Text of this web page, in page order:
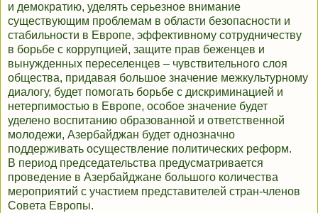
и демократию, уделять серьезное внимание
существующим проблемам в области безопасности и
стабильности в Европе, эффективному сотрудничеству
в борьбе с коррупцией, защите прав беженцев и
вынужденных переселенцев – чувствительного слоя
общества, придавая большое значение межкультурному
диалогу, будет помогать борьбе с дискриминацией и
нетерпимостью в Европе, особое значение будет
уделено воспитанию образованной и ответственной
молодежи, Азербайджан будет однозначно
поддерживать осуществление политических реформ.
В период председательства предусматривается
проведение в Азербайджане большого количества
мероприятий с участием представителей стран-членов
Совета Европы.